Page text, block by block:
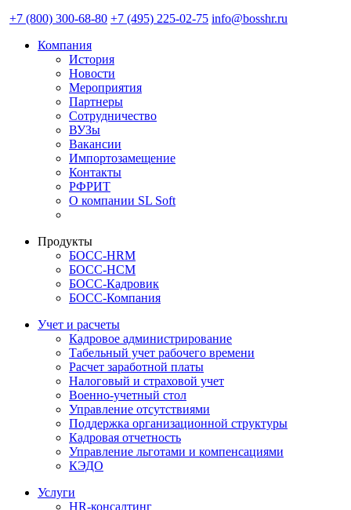
+7 (800) 300-68-80 +7 (495) 225-02-75 info@bosshr.ru
Компания
История
Новости
Мероприятия
Партнеры
Сотрудничество
ВУЗы
Вакансии
Импортозамещение
Контакты
РФРИТ
О компании SL Soft
Продукты
БОСС-HRM
БОСС-HCM
БОСС-Кадровик
БОСС-Компания
Учет и расчеты
Кадровое администрирование
Табельный учет рабочего времени
Расчет заработной платы
Налоговый и страховой учет
Военно-учетный стол
Управление отсутствиями
Поддержка организационной структуры
Кадровая отчетность
Управление льготами и компенсациями
КЭДО
Услуги
HR-консалтинг